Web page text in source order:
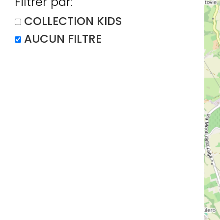
COLLECTION KIDS
AUCUN FILTRE